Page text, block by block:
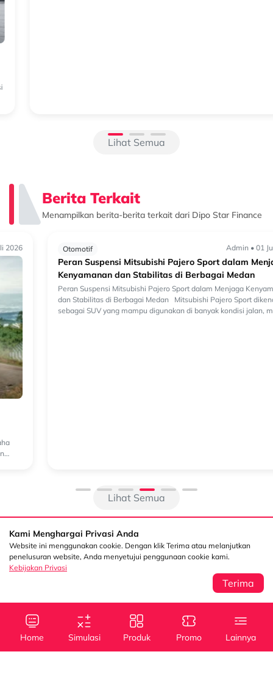
Lihat Semua
Berita Terkait
Menampilkan berita-berita terkait dari Dipo Star Finance
Admin • 01 Juli 2026
Lihat Semua
Kami Menghargai Privasi Anda
Website ini menggunakan cookie. Dengan klik Terima atau melanjutkan
penelusuran website, Anda menyetujui penggunaan cookie kami.
Kebijakan Privasi
Terima
Sentral Senayan 2,
3rd Floor Jl. Asia
Afrika No. 8 Senayan
Home Simulasi Produk Promo Lainnya